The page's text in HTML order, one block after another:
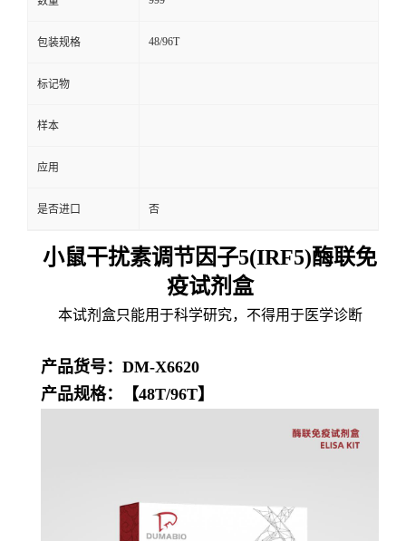
包装规格 48/96T
标记物
样本
应用
是否进口 否
小鼠干扰素调节因子5(IRF5)酶联免
疫试剂盒
本试剂盒只能用于科学研究，不得用于医学诊断
产品货号：DM-X6620
产品规格：【48T/96T】